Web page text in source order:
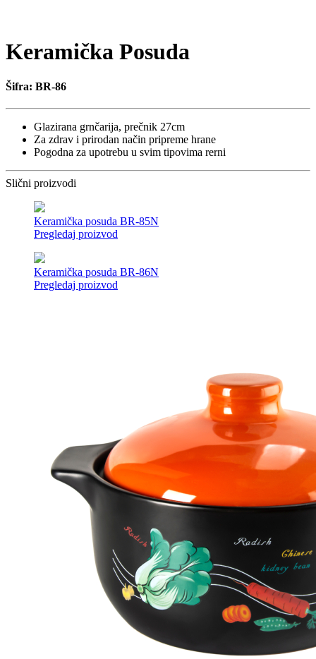
Keramička Posuda
Šifra: BR-86
Glazirana grnčarija, prečnik 27cm
Za zdrav i prirodan način pripreme hrane
Pogodna za upotrebu u svim tipovima rerni
Slični proizvodi
Keramička posuda BR-85N
Pregledaj proizvod
Keramička posuda BR-86N
Pregledaj proizvod